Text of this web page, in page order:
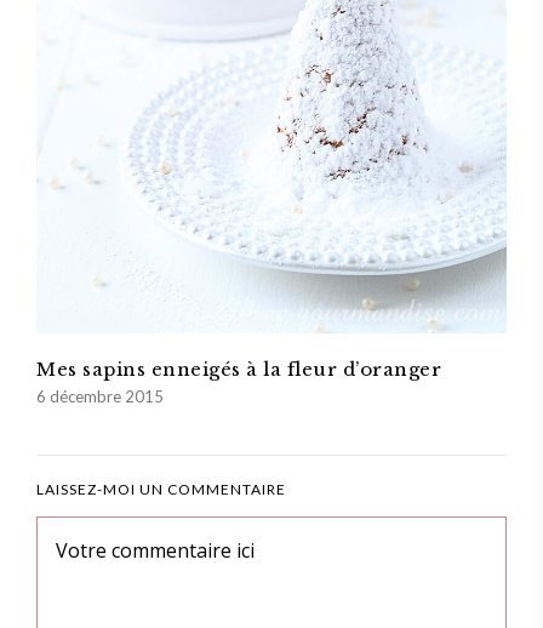
Mes sapins enneigés à la fleur d’oranger
6 décembre 2015
LAISSEZ-MOI UN COMMENTAIRE